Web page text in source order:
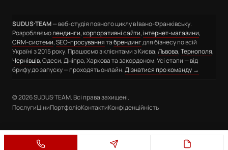
SUDUS·TEAM— веб-студія повного циклу в Івано-Франківську.
Розробляємолендинги,корпоративні сайти, інтернет-магазини,
CRM-системи,SEO-просуваннятабрендингдля бізнесу по всій
Україні з 2015 року. Працюємо з клієнтами з Києва,Львова,Тернополя,
Чернівців, Одеси, Дніпра, Харкова та закордоном. Усі етапи — від
брифу до запуску — проходять онлайн.Дізнатися про команду →
© 2026 SUDUS·TEAM. Всі права захищені.
ПослугиЦіниПортфоліоКонтактиКонфіденційність